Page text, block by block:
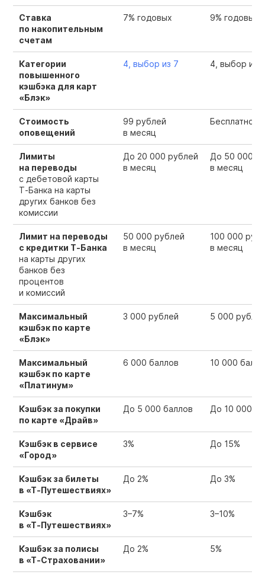
Ставка
по накопительным
счетам
7% годовых 9% годовых
Категории
повышенного
кэшбэка для карт
«Блэк»
4, выбор из 7 4, выбор из 8
Стоимость
оповещений
99 рублей
в месяц
Бесплатно
Лимиты
на переводы
с дебетовой карты
Т‑Банка на карты
других банков без
комиссии
До 20 000 рублей
в месяц
До 50 000
в месяц
Лимит на переводы
с кредитки Т‑Банка
на карты других
банков без
процентов
и комиссий
50 000 рублей
в месяц
100 000
в месяц
Максимальный
кэшбэк по карте
«Блэк»
3 000 рублей 5 000
Максимальный
кэшбэк по карте
«Платинум»
6 000 баллов 10 000
Кэшбэк за покупки
по карте «Драйв»
До 5 000 баллов До 10 000
Кэшбэк в сервисе
«Город»
3% До 15%
Кэшбэк за билеты
в «Т‑Путешествиях»
До 2% До 3%
Кэшбэк
в «Т‑Путешествиях»
3–7% 3–10%
Кэшбэк за полисы
в «Т‑Страховании»
До 2% 5%